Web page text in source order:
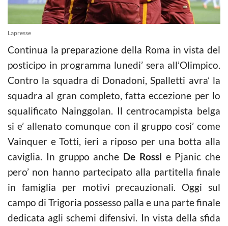
Lapresse
Continua la preparazione della Roma in vista del
posticipo in programma lunedi’ sera all’Olimpico.
Contro la squadra di Donadoni, Spalletti avra’ la
squadra al gran completo, fatta eccezione per lo
squalificato Nainggolan. Il centrocampista belga
si e’ allenato comunque con il gruppo cosi’ come
Vainquer e Totti, ieri a riposo per una botta alla
caviglia. In gruppo anche De Rossi e Pjanic che
pero’ non hanno partecipato alla partitella finale
in famiglia per motivi precauzionali. Oggi sul
campo di Trigoria possesso palla e una parte finale
dedicata agli schemi difensivi. In vista della sfida